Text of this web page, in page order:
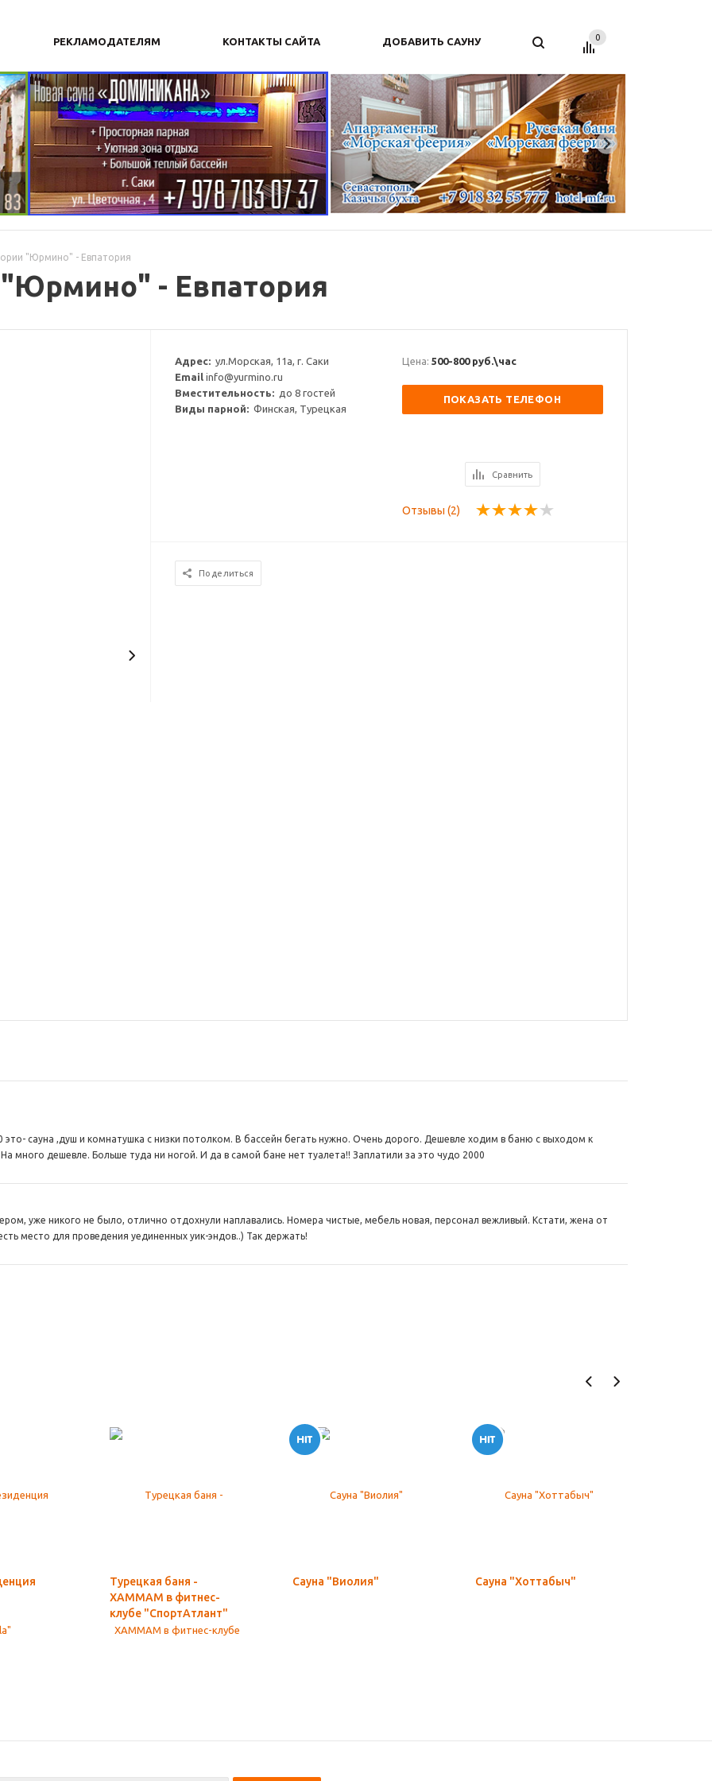
РЕКЛАМОДАТЕЛЯМ КОНТАКТЫ САЙТА ДОБАВИТЬ САУНУ 0
"Юрмино" - Евпатория
"Юрмино" - Евпатория
Адрес: ул.Морская, 11а, г. Саки
Emailinfo@yurmino.ru
Вместительность: до 8 гостей
Виды парной: Финская, Турецкая
Цена: 500-800 руб.\час
ПОКАЗАТЬ ТЕЛЕФОН
Сравнить
Отзывы (2)
Поделиться
это- сауна ,душ и комнатушка с низки потолком. В бассейн бегать нужно. Очень дорого. Дешевле ходим в баню с выходом к
много дешевле. Больше туда ни ногой. И да в самой бане нет туалета!! Заплатили за это чудо 2000
уже никого не было, отлично отдохнули наплавались. Номера чистые, мебель новая, персонал вежливый. Кстати, жена от
место для проведения уединенных уик-эндов..) Так держать!
Турецкая баня -
ХАММАМ в фитнес-
клубе "СпортАтлант"
Сауна "Виолия" Сауна "Хоттабыч"